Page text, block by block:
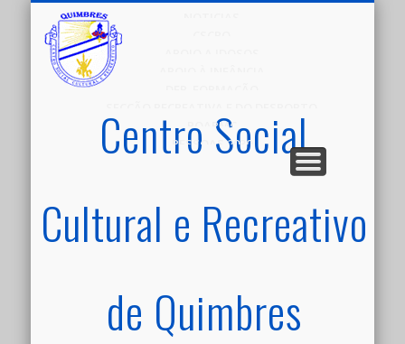
Centro Social
Cultural e Recreativo
de Quimbres
POAPMC
PESSOAS 2030